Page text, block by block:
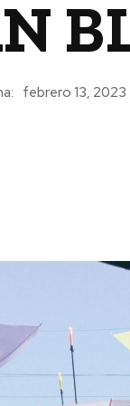
febrero 13, 2023